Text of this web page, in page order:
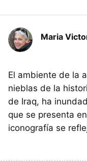
Maria
El ambiente de la
nieblas de la
de Iraq, ha
que se presenta
iconografía se